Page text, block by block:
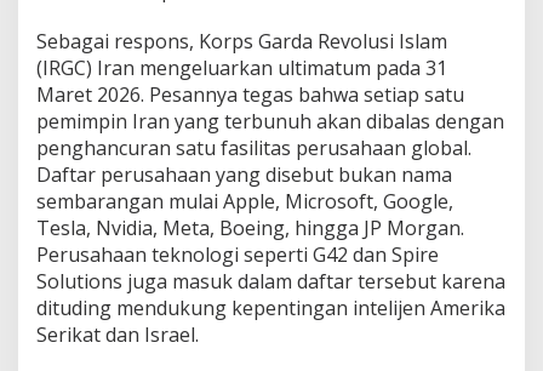
Sebagai respons, Korps Garda Revolusi Islam
(IRGC) Iran mengeluarkan ultimatum pada 31
Maret 2026. Pesannya tegas bahwa setiap satu
pemimpin Iran yang terbunuh akan dibalas dengan
penghancuran satu fasilitas perusahaan global.
Daftar perusahaan yang disebut bukan nama
sembarangan mulai Apple, Microsoft, Google,
Tesla, Nvidia, Meta, Boeing, hingga JP Morgan.
Perusahaan teknologi seperti G42 dan Spire
Solutions juga masuk dalam daftar tersebut karena
dituding mendukung kepentingan intelijen Amerika
Serikat dan Israel.